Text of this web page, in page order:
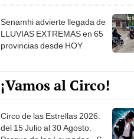
Senamhi advierte llegada de
LLUVIAS EXTREMAS en 65
provincias desde HOY
¡Vamos al Circo!
Circo de las Estrellas 2026:
del 15 Julio al 30 Agosto.
Parque de las Leyendas - San
Miguel